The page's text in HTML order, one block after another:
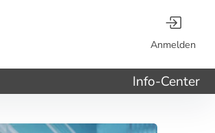
Anmelden
Info-Center